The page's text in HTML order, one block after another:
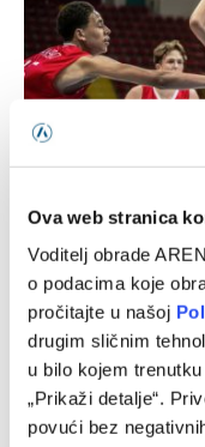
Ova web stranica
Voditelj obrade
o podacima koje
pročitajte u našoj
drugim sličnim
u bilo kojem
„Prikaži detalje“.
povući bez
Bh. kadeti ubjedljivi
06/08/2026